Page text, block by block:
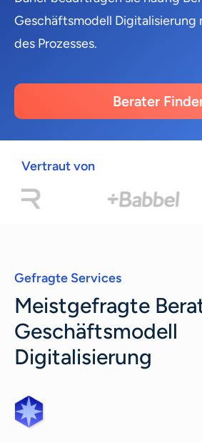
Geschäftsmodell Digitalisierung
des Prozesses.
Berater
Vertraut von
Gefragte Services
Meistgefragte
Geschäftsmodell
Digitalisierung